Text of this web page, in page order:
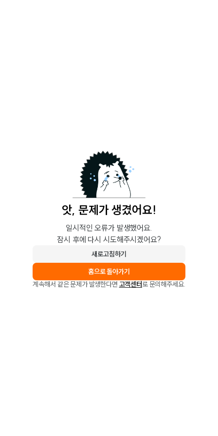
앗, 문제가 생겼어요!
일시적인 오류가 발생했어요.
잠시 후에 다시 시도해주시겠어요?
새로고침하기
홈으로 돌아가기
계속해서 같은 문제가 발생한다면 고객센터로 문의해주세요.